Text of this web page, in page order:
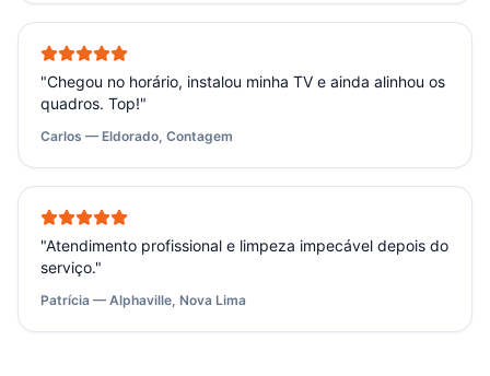
"Chegou no horário, instalou minha TV e ainda alinhou os
quadros. Top!"
Carlos — Eldorado, Contagem
"Atendimento profissional e limpeza impecável depois do
serviço."
Patrícia — Alphaville, Nova Lima